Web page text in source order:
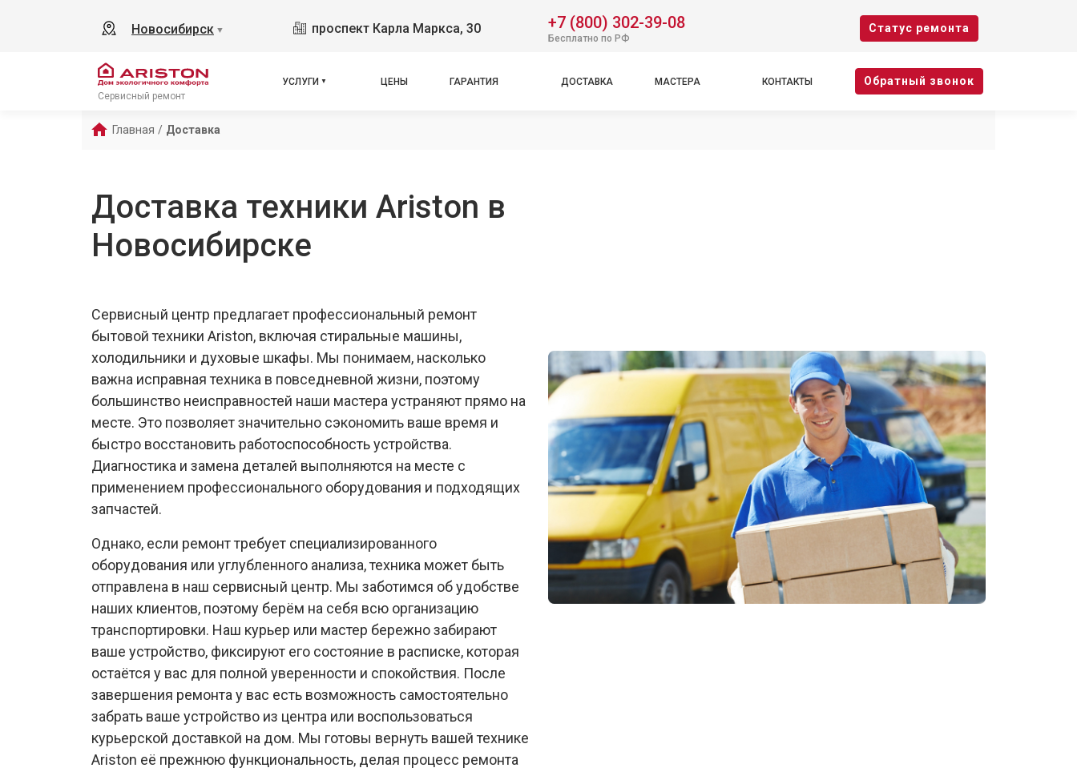
Новосибирск ▼ проспект Карла Маркса, 30 +7 (800) 302-39-08
Бесплатно по РФ
Cтатус ремонта
Сервисный ремонт
УСЛУГИ ЦЕНЫ ГАРАНТИЯ ДОСТАВКА МАСТЕРА КОНТАКТЫ Oбратный звонок
Главная / Доставка
Доставка техники Ariston в
Новосибирске
Сервисный центр предлагает профессиональный ремонт
бытовой техники Ariston, включая стиральные машины,
холодильники и духовые шкафы. Мы понимаем, насколько
важна исправная техника в повседневной жизни, поэтому
большинство неисправностей наши мастера устраняют прямо на
месте. Это позволяет значительно сэкономить ваше время и
быстро восстановить работоспособность устройства.
Диагностика и замена деталей выполняются на месте с
применением профессионального оборудования и подходящих
запчастей.
Однако, если ремонт требует специализированного
оборудования или углубленного анализа, техника может быть
отправлена в наш сервисный центр. Мы заботимся об удобстве
наших клиентов, поэтому берём на себя всю организацию
транспортировки. Наш курьер или мастер бережно забирают
ваше устройство, фиксируют его состояние в расписке, которая
остаётся у вас для полной уверенности и спокойствия. После
завершения ремонта у вас есть возможность самостоятельно
забрать ваше устройство из центра или воспользоваться
курьерской доставкой на дом. Мы готовы вернуть вашей технике
Ariston её прежнюю функциональность, делая процесс ремонта